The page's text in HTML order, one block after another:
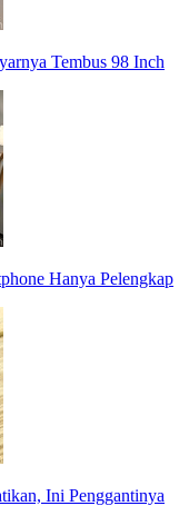
Tembus 98 Inch
Hanya Pelengkap
Ini Penggantinya